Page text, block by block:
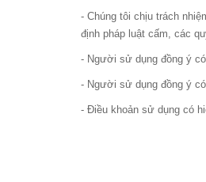
- Chúng tôi chịu trách
định pháp luật cấm, các
- Người sử dụng đồng ý
- Người sử dụng đồng ý
- Điều khoản sử dụng có